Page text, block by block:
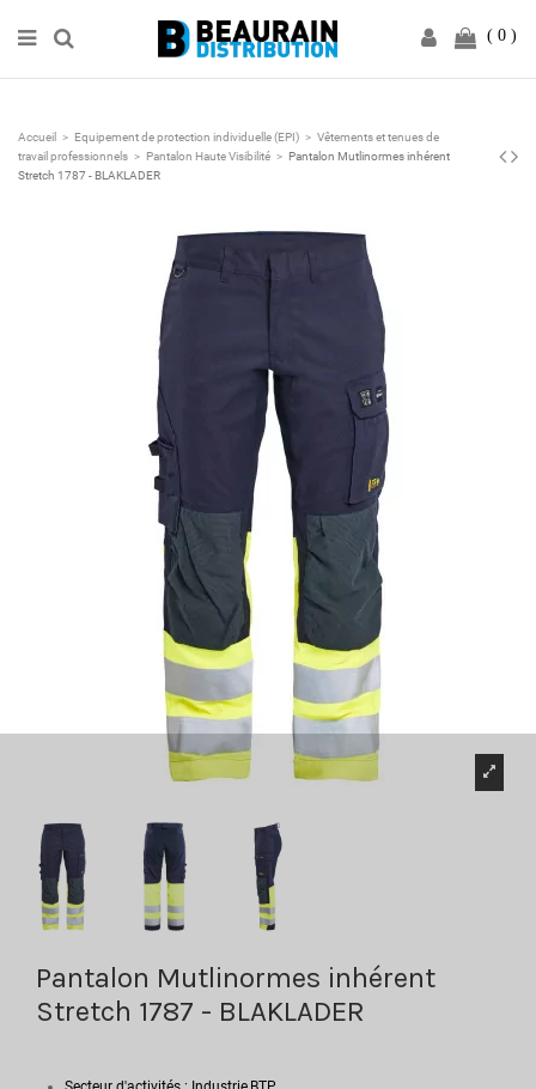
0
Accueil Equipement de protection individuelle (EPI)
Vêtements et tenues de
travail professionnels
Pantalon Haute Visibilité
Pantalon Mutlinormes inhérent
Stretch 1787 - BLAKLADER
Pantalon Mutlinormes inhérent
Stretch 1787 - BLAKLADER